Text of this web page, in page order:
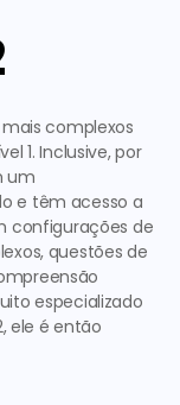
complexos
1. Inclusive, por
um
e têm acesso a
configurações de
questões de
especializado
ele é então